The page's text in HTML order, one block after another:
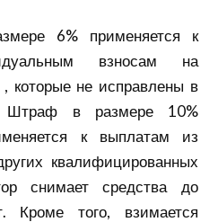
6% применяется к
взносам на
которые не исправлены в
Штраф в размере 10%
к выплатам из
квалифицированных
снимает средства до
Кроме того, взимается